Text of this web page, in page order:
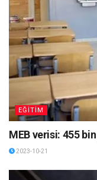
EĞİTİM
MEB verisi: 455
2023-10-21